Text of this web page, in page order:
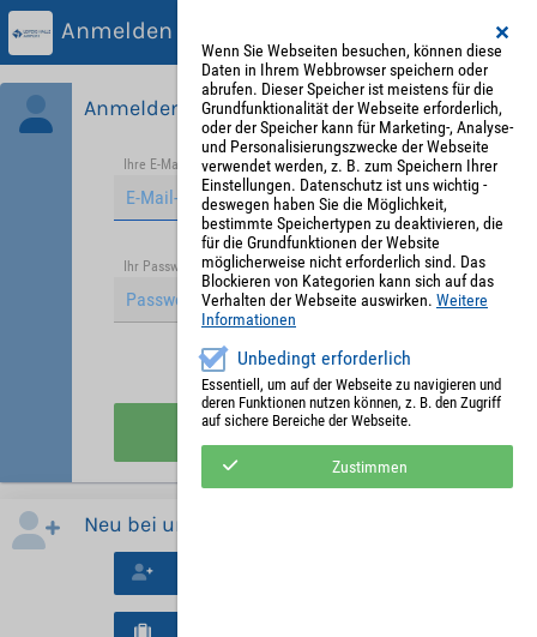
Anmelden
Anmelden
Ihre E-Mail-Adresse *
Passwort vergessen?
Ihr Passwort *
Angemeldet bleiben
Anmelden
Neu bei uns?
Wenn Sie Webseiten besuchen, können diese
Daten in Ihrem Webbrowser speichern oder
abrufen. Dieser Speicher ist meistens für die
Grundfunktionalität der Webseite erforderlich,
oder der Speicher kann für Marketing-, Analyse-
und Personalisierungszwecke der Webseite
verwendet werden, z. B. zum Speichern Ihrer
Einstellungen. Datenschutz ist uns wichtig -
deswegen haben Sie die Möglichkeit,
bestimmte Speichertypen zu deaktivieren, die
für die Grundfunktionen der Website
möglicherweise nicht erforderlich sind. Das
Blockieren von Kategorien kann sich auf das
Verhalten der Webseite auswirken. Weitere
Informationen
Unbedingt erforderlich
Essentiell, um auf der Webseite zu navigieren und
deren Funktionen nutzen können, z. B. den Zugriff
auf sichere Bereiche der Webseite.
Zustimmen